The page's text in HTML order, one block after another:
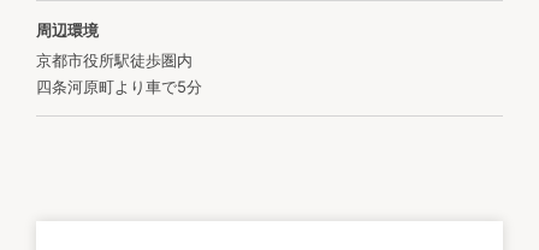
周辺環境
京都市役所駅徒歩圏内
四条河原町より車で5分